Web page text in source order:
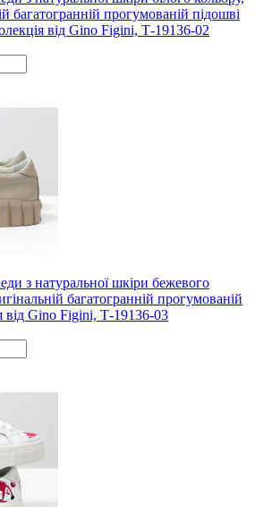
багатогранній прогумованій підошві
від Gino Figini, Т-19136-02
з натуральної шкіри бежевого
багатогранній прогумованій
від Gino Figini, Т-19136-03